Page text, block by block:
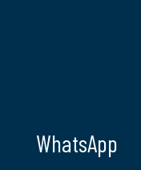
WhatsApp